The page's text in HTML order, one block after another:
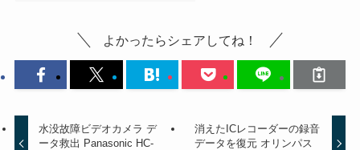
よかったらシェアしてね！
水没故障ビデオカメラ デ
ータ救出 Panasonic HC-
消えたICレコーダーの録音
データを復元 オリンパス